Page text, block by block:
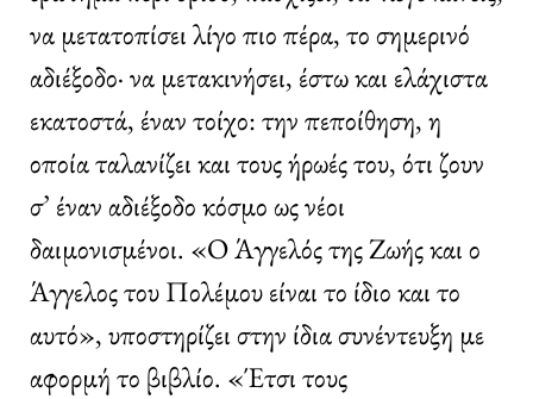
να μετατοπίσει λίγο πιο πέρα, το σημερινό
αδιέξοδο· να μετακινήσει, έστω και ελάχιστα
εκατοστά, έναν τοίχο: την πεποίθηση, η
οποία ταλανίζει και τους ήρωές του, ότι ζουν
σ’ έναν αδιέξοδο κόσμο ως νέοι
δαιμονισμένοι. «Ο Άγγελός της Ζωής και ο
Άγγελος του Πολέμου είναι το ίδιο και το
αυτό», υποστηρίζει στην ίδια συνέντευξη με
αφορμή το βιβλίο. «Έτσι τους